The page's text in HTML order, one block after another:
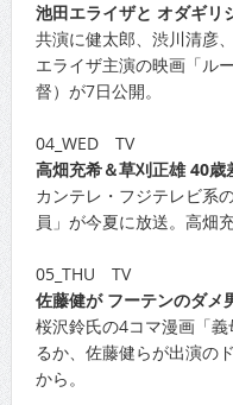
池田エライザと オダギリ
共演に健太郎、渋川清彦
エライザ主演の映画「ル
督）が7日公開。
04_WED TV
高畑充希＆草刈正雄 40歳
カンテレ・フジテレビ系
員」が今夏に放送。高畑
05_THU TV
佐藤健が フーテンのダメ
桜沢鈴氏の4コマ漫画「
るか、佐藤健らが出演の
から。